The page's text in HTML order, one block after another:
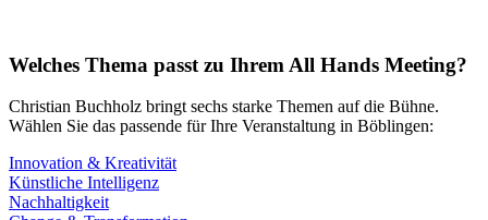
Welches Thema passt zu Ihrem All Hands Meeting?
Christian Buchholz bringt sechs starke Themen auf die Bühne.
Wählen Sie das passende für Ihre Veranstaltung in Böblingen:
Innovation & Kreativität
Künstliche Intelligenz
Nachhaltigkeit